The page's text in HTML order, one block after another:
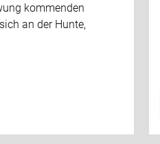
kommenden
an der Hunte,